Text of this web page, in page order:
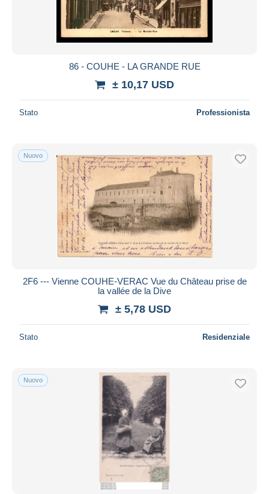
86 - COUHE - LA GRANDE RUE
± 10,17 USD
Stato Professionista
Nuovo
2F6 --- Vienne COUHE-VERAC Vue du Château prise de
la vallée de la Dive
± 5,78 USD
Stato Residenziale
Nuovo